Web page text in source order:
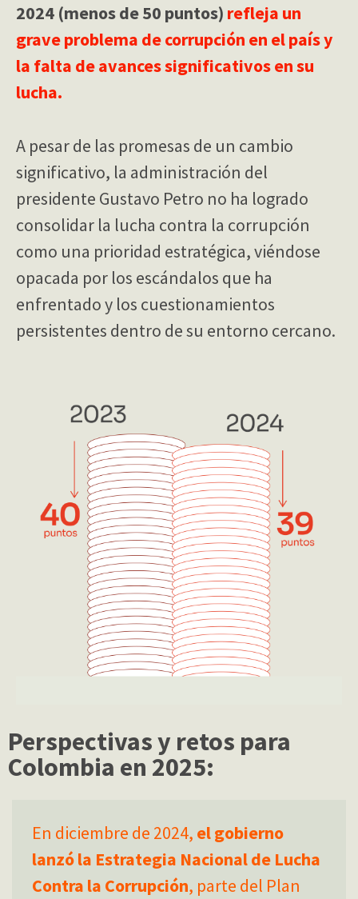
2024 (menos de 50 puntos) refleja un
grave problema de corrupción en el país y
la falta de avances significativos en su
lucha.
A pesar de las promesas de un cambio
significativo, la administración del
presidente Gustavo Petro no ha logrado
consolidar la lucha contra la corrupción
como una prioridad estratégica, viéndose
opacada por los escándalos que ha
enfrentado y los cuestionamientos
persistentes dentro de su entorno cercano.
Perspectivas y retos para
Colombia en 2025:
En diciembre de 2024, el gobierno
lanzó la Estrategia Nacional de Lucha
Contra la Corrupción, parte del Plan